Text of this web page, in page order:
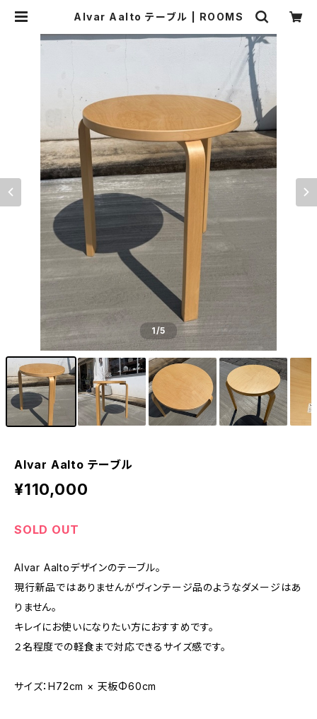
Alvar Aalto テーブル | ROOMS
1/5
Alvar Aalto テーブル
¥110,000
SOLD OUT
Alvar Aaltoデザインのテーブル。
現行新品ではありませんがヴィンテージ品のようなダメージはあ
りません。
キレイにお使いになりたい方におすすめです。
２名程度での軽食まで対応できるサイズ感です。
サイズ：H72cm × 天板Φ60cm